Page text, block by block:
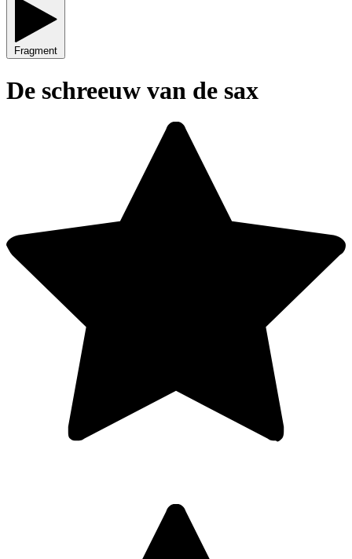
Fragment
De schreeuw van de sax